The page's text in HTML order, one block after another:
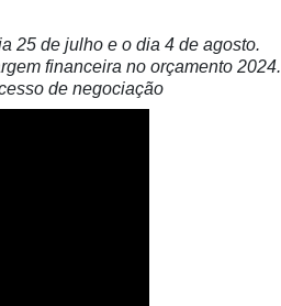
25 de julho e o dia 4 de agosto.
financeira no orçamento 2024.
de negociação